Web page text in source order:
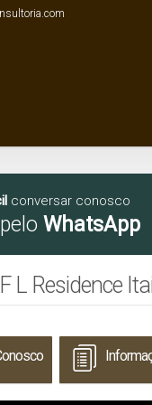
conversar conosco
WhatsApp
L Residence